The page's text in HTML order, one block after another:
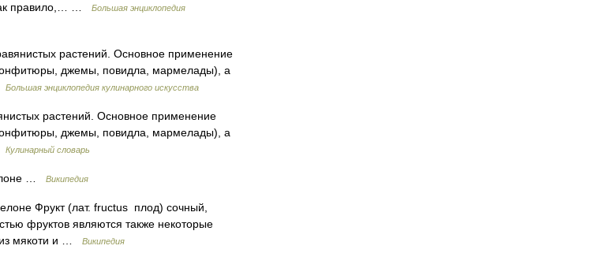
правило,… …
Большая энциклопедия
растений. Основное применение
конфитюры, джемы, повидла, мармелады), а
Большая энциклопедия кулинарного искусства
растений. Основное применение
конфитюры, джемы, повидла, мармелады), а
Кулинарный словарь
… Википедия
Фрукт (лат. fructus плод) сочный,
фруктов являются также некоторые
мякоти и …
Википедия